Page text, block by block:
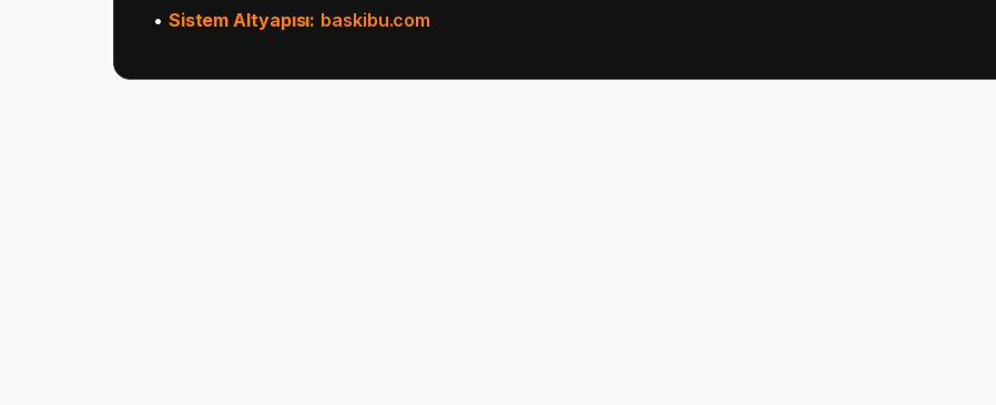
• Sistem Altyapısı: baskibu.com